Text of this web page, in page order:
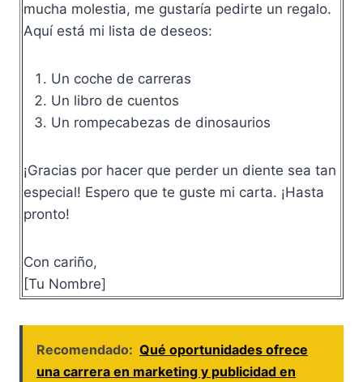
mucha molestia, me gustaría pedirte un regalo.
Aquí está mi lista de deseos:
Un coche de carreras
Un libro de cuentos
Un rompecabezas de dinosaurios
¡Gracias por hacer que perder un diente sea tan
especial! Espero que te guste mi carta. ¡Hasta
pronto!
Con cariño,
[Tu Nombre]
Recomendado: Qué oportunidades ofrece
una carrera en marketing y publicidad en